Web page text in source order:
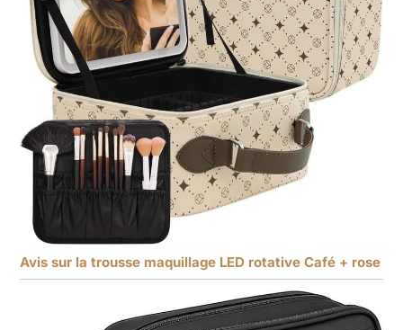
Avis sur la trousse maquillage LED rotative Café + rose